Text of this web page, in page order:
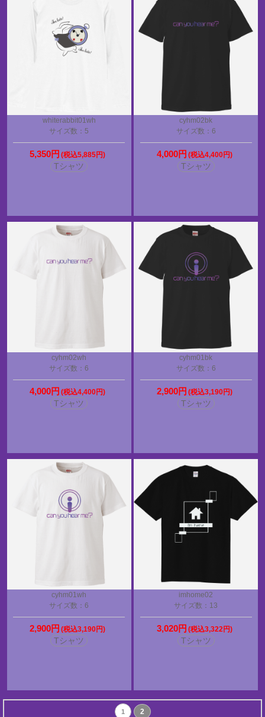
whiterabbit01wh
サイズ数：5
5,350円 (税込5,885円)
Tシャツ
cyhm02bk
サイズ数：6
4,000円 (税込4,400円)
Tシャツ
cyhm02wh
サイズ数：6
4,000円 (税込4,400円)
Tシャツ
cyhm01bk
サイズ数：6
2,900円 (税込3,190円)
Tシャツ
cyhm01wh
サイズ数：6
2,900円 (税込3,190円)
Tシャツ
imhome02
サイズ数：13
3,020円 (税込3,322円)
Tシャツ
1 2